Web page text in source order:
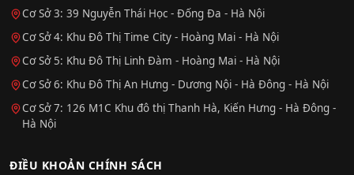
Cơ Sở 3: 39 Nguyễn Thái Học - Đống Đa - Hà Nội
Cơ Sở 4: Khu Đô Thị Time City - Hoàng Mai - Hà Nội
Cơ Sở 5: Khu Đô Thị Linh Đàm - Hoàng Mai - Hà Nội
Cơ Sở 6: Khu Đô Thị An Hưng - Dương Nội - Hà Đông - Hà Nội
Cơ Sở 7: 126 M1C Khu đô thị Thanh Hà, Kiến Hưng - Hà Đông -
Hà Nội
ĐIỀU KHOẢN CHÍNH SÁCH